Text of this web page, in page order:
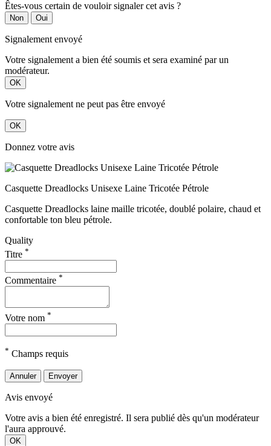
Êtes-vous certain de vouloir signaler cet avis ?
Non Oui
Signalement envoyé
Votre signalement a bien été soumis et sera examiné par un
modérateur.
OK
Votre signalement ne peut pas être envoyé
OK
Donnez votre avis
Casquette Dreadlocks Unisexe Laine Tricotée Pétrole
Casquette Dreadlocks laine maille tricotée, doublé polaire, chaud et
confortable ton bleu pétrole.
Quality
Titre *
Commentaire *
Votre nom *
* Champs requis
Annuler Envoyer
Avis envoyé
Votre avis a bien été enregistré. Il sera publié dès qu'un modérateur
l'aura approuvé.
OK